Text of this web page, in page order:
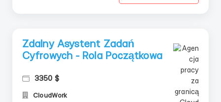
Zdalny Asystent Zadań
Cyfrowych - Rola Początkowa
3350 $
CloudWork